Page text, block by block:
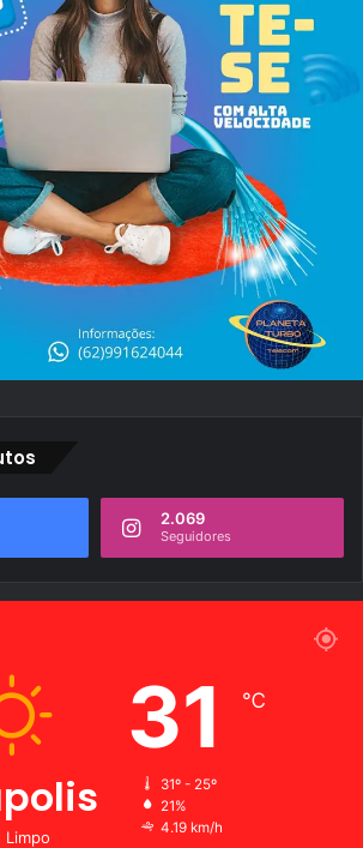
2.069
Seguidores
Limpo
31 ℃
31º - 25º
21%
4.19 km/h